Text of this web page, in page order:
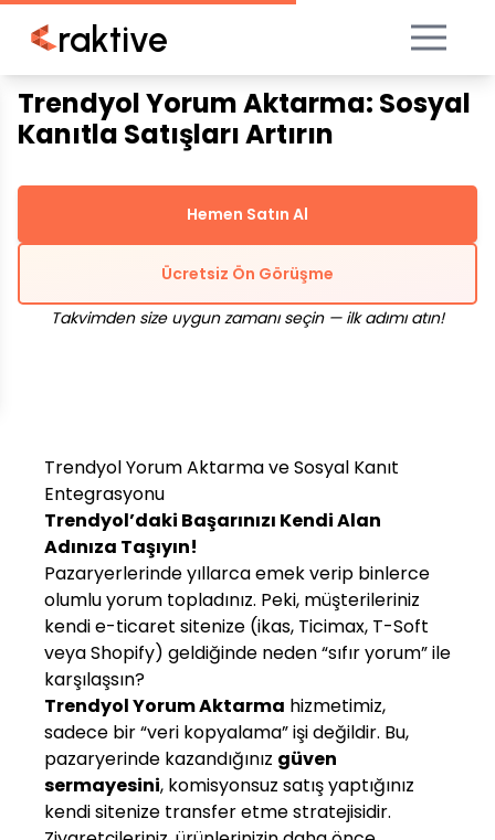
raktive
Trendyol Yorum Aktarma: Sosyal
Kanıtla Satışları Artırın
Hemen Satın Al
Ücretsiz Ön Görüşme
Takvimden size uygun zamanı seçin — ilk adımı atın!
Trendyol Yorum Aktarma ve Sosyal Kanıt
Entegrasyonu
Trendyol’daki Başarınızı Kendi Alan
Adınıza Taşıyın!
Pazaryerlerinde yıllarca emek verip binlerce
olumlu yorum topladınız. Peki, müşterileriniz
kendi e-ticaret sitenize (ikas, Ticimax, T-Soft
veya Shopify) geldiğinde neden “sıfır yorum” ile
karşılaşsın?
Trendyol Yorum Aktarma hizmetimiz,
sadece bir “veri kopyalama” işi değildir. Bu,
pazaryerinde kazandığınız güven
sermayesini, komisyonsuz satış yaptığınız
kendi sitenize transfer etme stratejisidir.